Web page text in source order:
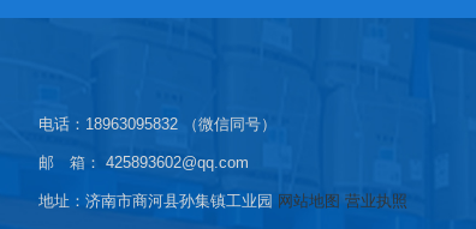
电话： 18963095832 （微信同号）
邮 箱： 425893602@qq.com
地址：济南市商河县孙集镇工业园 网站地图 营业执照